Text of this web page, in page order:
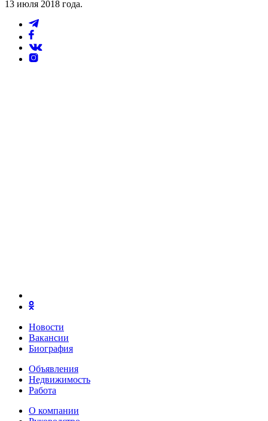
13 июля 2018 года.
Новости
Вакансии
Биография
Объявления
Недвижимость
Работа
О компании